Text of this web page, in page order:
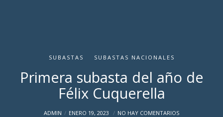
SUBASTAS SUBASTAS NACIONALES
Primera subasta del año de
Félix Cuquerella
ADMIN ENERO 19, 2023 NO HAY COMENTARIOS